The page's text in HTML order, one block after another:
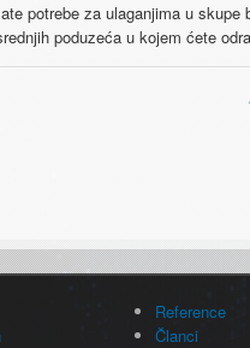
potrebe za ulaganjima u
poduzeća u kojem ćete
Reference
Članci